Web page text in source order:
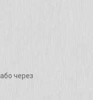
через